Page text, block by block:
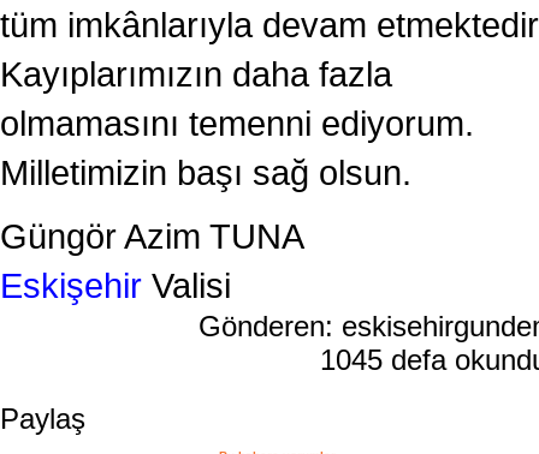
tüm imkânlarıyla devam
Kayıplarımızın daha fazla
olmamasını temenni ediyorum.
Milletimizin başı sağ olsun.
Güngör Azim TUNA
Eskişehir Valisi
Gönderen:
1045 defa
Paylaş